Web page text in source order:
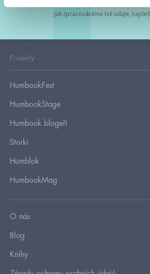
jak zpracováváme tvé údaje, najdeš
Projekty
HumbookFest
HumbookStage
Humbook blogeři
Storki
Humblok
HumbookMag
O nás
Blog
Knihy